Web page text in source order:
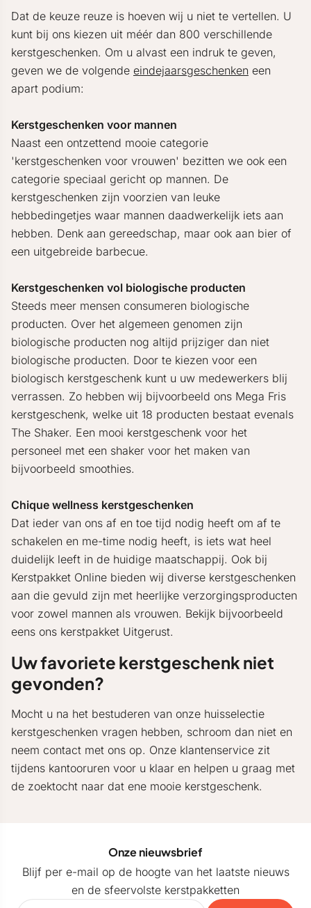
Dat de keuze reuze is hoeven wij u niet te vertellen. U
kunt bij ons kiezen uit méér dan 800 verschillende
kerstgeschenken. Om u alvast een indruk te geven,
geven we de volgende eindejaarsgeschenken een
apart podium:
Kerstgeschenken voor mannen
Naast een ontzettend mooie categorie
'kerstgeschenken voor vrouwen' bezitten we ook een
categorie speciaal gericht op mannen. De
kerstgeschenken zijn voorzien van leuke
hebbedingetjes waar mannen daadwerkelijk iets aan
hebben. Denk aan gereedschap, maar ook aan bier of
een uitgebreide barbecue.
Kerstgeschenken vol biologische producten
Steeds meer mensen consumeren biologische
producten. Over het algemeen genomen zijn
biologische producten nog altijd prijziger dan niet
biologische producten. Door te kiezen voor een
biologisch kerstgeschenk kunt u uw medewerkers blij
verrassen. Zo hebben wij bijvoorbeeld ons Mega Fris
kerstgeschenk, welke uit 18 producten bestaat evenals
The Shaker. Een mooi kerstgeschenk voor het
personeel met een shaker voor het maken van
bijvoorbeeld smoothies.
Chique wellness kerstgeschenken
Dat ieder van ons af en toe tijd nodig heeft om af te
schakelen en me-time nodig heeft, is iets wat heel
duidelijk leeft in de huidige maatschappij. Ook bij
Kerstpakket Online bieden wij diverse kerstgeschenken
aan die gevuld zijn met heerlijke verzorgingsproducten
voor zowel mannen als vrouwen. Bekijk bijvoorbeeld
eens ons kerstpakket Uitgerust.
Uw favoriete kerstgeschenk niet
gevonden?
Mocht u na het bestuderen van onze huisselectie
kerstgeschenken vragen hebben, schroom dan niet en
neem contact met ons op. Onze klantenservice zit
tijdens kantooruren voor u klaar en helpen u graag met
de zoektocht naar dat ene mooie kerstgeschenk.
Onze nieuwsbrief
Blijf per e-mail op de hoogte van het laatste nieuws
en de sfeervolste kerstpakketten